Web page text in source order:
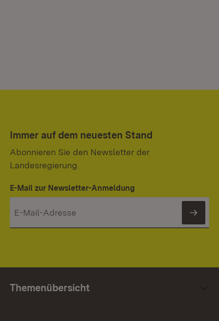
Immer auf dem neuesten Stand
Abonnieren Sie den Newsletter der
Landesregierung.
E-Mail zur Newsletter-Anmeldung
Themenübersicht